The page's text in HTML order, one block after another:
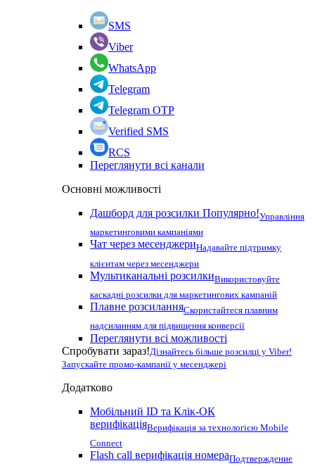
SMS
Viber
WhatsApp
Telegram
Telegram OTP
Verified SMS
RCS
Переглянути всі канали
Основні можливості
Дашборд для розсилки Популярно!Управління
маркетинговими кампаніями
Чат через месенджериНадавайте підтримку
клієнтам через месенджери
Мультиканальні розсилкиВикористовуйте
каскадні розсилки для маркетингових кампаній
Плавне розсиланняСкористайтеся плавним
надсиланням для підвищення конверсії
Переглянути всі можливості
Спробувати зараз!Дізнайтесь більше розсилці у Viber!
Запускайте промо-кампанії у месенджері
Додатково
Мобільний ID та Клік-ОК
верифікаціяВерифікація за технологією Mobile
Connect
Flash call верифікація номераПодтверждение